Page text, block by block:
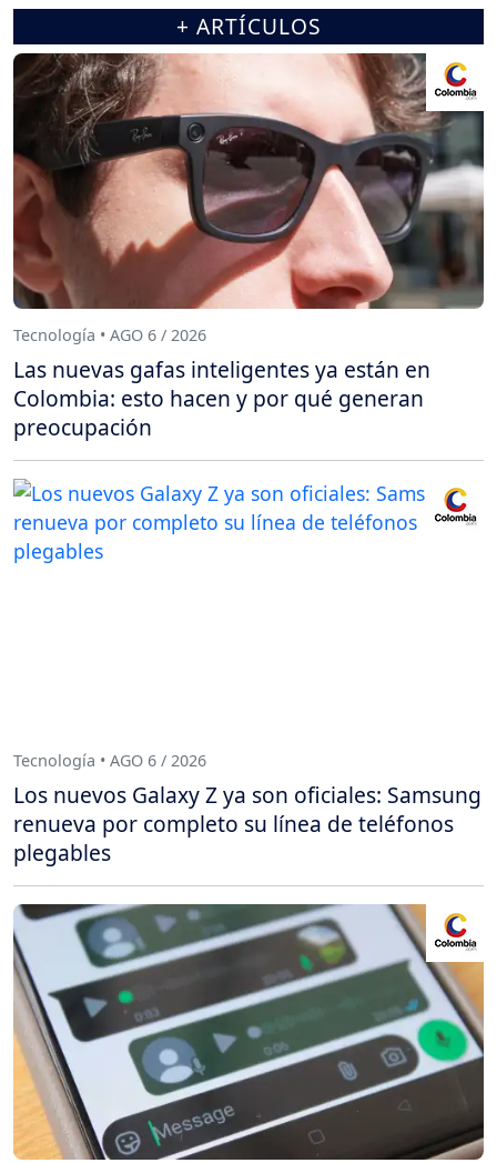
+ ARTÍCULOS
Tecnología • AGO 6 / 2026
Las nuevas gafas inteligentes ya están en
Colombia: esto hacen y por qué generan
preocupación
Tecnología • AGO 6 / 2026
Los nuevos Galaxy Z ya son oficiales: Samsung
renueva por completo su línea de teléfonos
plegables